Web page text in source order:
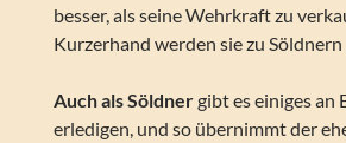
besser, als seine Wehrkraft zu
Kurzerhand werden sie zu
Auch als Söldnergibt es einiges an
erledigen, und so übernimmt der